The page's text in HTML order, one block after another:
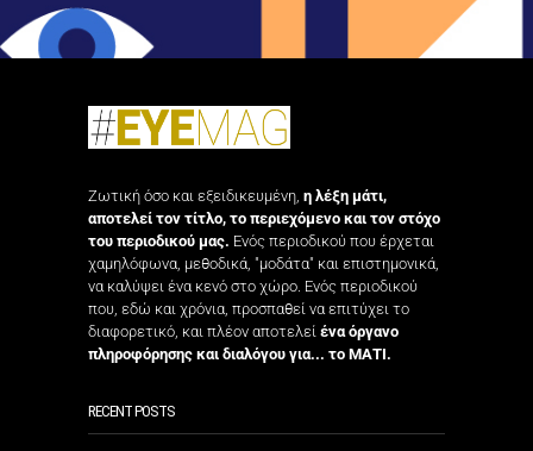
Ζωτική όσο και εξειδικευμένη, η λέξη μάτι,
αποτελεί τον τίτλο, το περιεχόμενο και τον στόχο
του περιοδικού μας. Ενός περιοδικού που έρχεται
χαμηλόφωνα, μεθοδικά, "μοδάτα" και επιστημονικά,
να καλύψει ένα κενό στο χώρο. Ενός περιοδικού
που, εδώ και χρόνια, προσπαθεί να επιτύχει το
διαφορετικό, και πλέον αποτελεί ένα όργανο
πληροφόρησης και διαλόγου για... το ΜΑΤΙ.
RECENT POSTS